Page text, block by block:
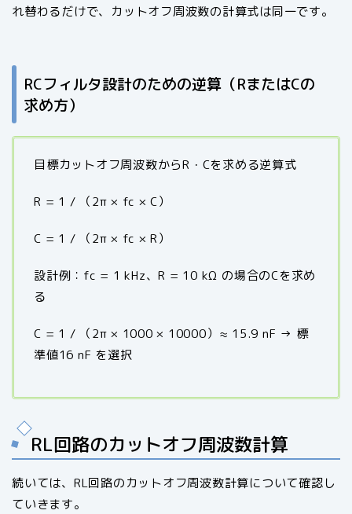
れ替わるだけで、カットオフ周波数の計算式は同一です。
RCフィルタ設計のための逆算（RまたはCの
求め方）
目標カットオフ周波数からR・Cを求める逆算式
R = 1 / （2π × fc × C）
C = 1 / （2π × fc × R）
設計例：fc = 1 kHz、R = 10 kΩ の場合のCを求め
る
C = 1 / （2π × 1000 × 10000）≈ 15.9 nF → 標
準値16 nF を選択
RL回路のカットオフ周波数計算
続いては、RL回路のカットオフ周波数計算について確認し
ていきます。